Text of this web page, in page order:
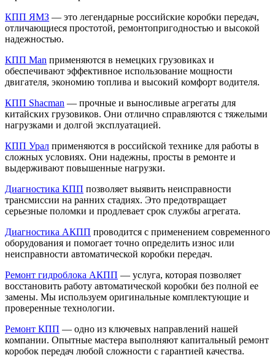
КПП ЯМЗ — это легендарные российские коробки передач,
отличающиеся простотой, ремонтопригодностью и высокой
надежностью.
КПП Man применяются в немецких грузовиках и
обеспечивают эффективное использование мощности
двигателя, экономию топлива и высокий комфорт водителя.
КПП Shacman — прочные и выносливые агрегаты для
китайских грузовиков. Они отлично справляются с тяжелыми
нагрузками и долгой эксплуатацией.
КПП Урал применяются в российской технике для работы в
сложных условиях. Они надежны, просты в ремонте и
выдерживают повышенные нагрузки.
Диагностика КПП позволяет выявить неисправности
трансмиссии на ранних стадиях. Это предотвращает
серьезные поломки и продлевает срок службы агрегата.
Диагностика АКПП проводится с применением современного
оборудования и помогает точно определить износ или
неисправности автоматической коробки передач.
Ремонт гидроблока АКПП — услуга, которая позволяет
восстановить работу автоматической коробки без полной ее
замены. Мы используем оригинальные комплектующие и
проверенные технологии.
Ремонт КПП — одно из ключевых направлений нашей
компании. Опытные мастера выполняют капитальный ремонт
коробок передач любой сложности с гарантией качества.